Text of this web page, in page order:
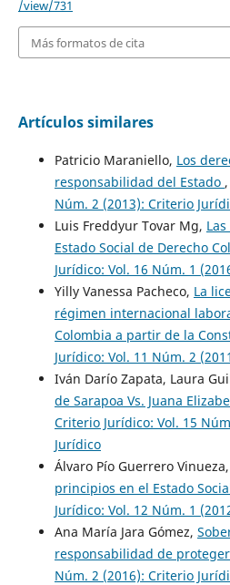
/view/731
Más formatos de cita
Artículos similares
Patricio Maraniello, Los
responsabilidad del Estado ,
Núm. 2 (2013): Criterio
Luis Freddyur Tovar Mg,
Estado Social de Derecho
Jurídico: Vol. 16 Núm. 1
Yilly Vanessa Pacheco, La
régimen internacional
Colombia a partir de la
Jurídico: Vol. 11 Núm. 2
Iván Darío Zapata, Laura
de Sarapoa Vs. Juana
Criterio Jurídico: Vol. 15
Jurídico
Álvaro Pío Guerrero Vinueza,
principios en el Estado
Jurídico: Vol. 12 Núm. 1
Ana María Jara Gómez,
responsabilidad de proteger
Núm. 2 (2016): Criterio